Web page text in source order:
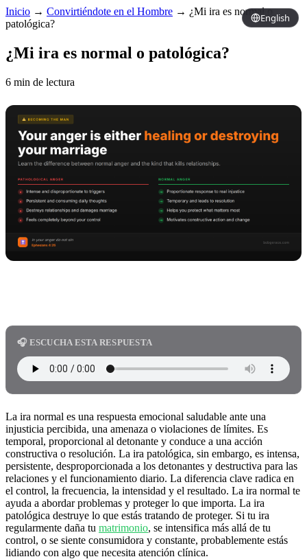
English
Inicio → Convirtiéndote en el Hombre → ¿Mi ira es normal o
patológica?
¿Mi ira es normal o patológica?
6 min de lectura
🎧 ESCUCHA ESTA RESPUESTA
La ira normal es una respuesta emocional saludable ante una
injusticia percibida, una amenaza o violaciones de límites. Es
temporal, proporcional al detonante y conduce a una acción
constructiva o resolución. La ira patológica, sin embargo, es intensa,
persistente, desproporcionada a los detonantes y destructiva para las
relaciones y el funcionamiento diario. La diferencia clave radica en
el control, la frecuencia, la intensidad y el resultado. La ira normal te
ayuda a abordar problemas y proteger lo que importa. La ira
patológica destruye lo que estás tratando de proteger. Si tu ira
regularmente daña tu matrimonio, se intensifica más allá de tu
control, o se siente consumidora y constante, probablemente estás
lidiando con algo que necesita atención clínica.